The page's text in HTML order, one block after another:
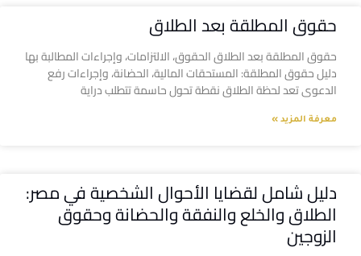
حقوق المطلقة بعد الطلاق
حقوق المطلقة بعد الطلاق الحقوق، الالتزامات، وإجراءات المطالبة بها
دليل حقوق المطلقة: المستحقات المالية، الحضانة، وإجراءات رفع
الدعوى تعد لحظة الطلاق نقطة تحول حاسمة تتطلب دراية
معرفة المزيد »
دليل شامل لقضايا الأحوال الشخصية في مصر:
الطلاق والخلع والنفقة والحضانة وحقوق
الزوجين